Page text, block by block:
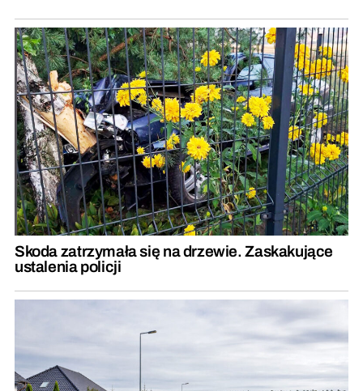
Skoda zatrzymała się na drzewie. Zaskakujące
ustalenia policji